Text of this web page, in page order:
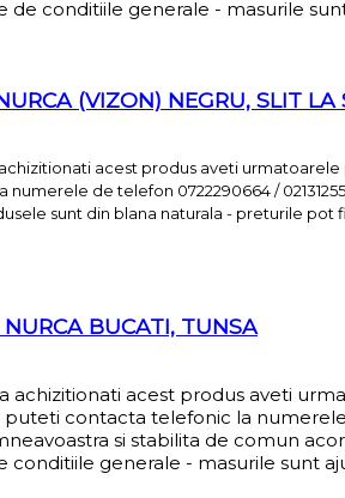
de conditiile generale - masurile
(VIZON) NEGRU, SLIT LA
acest produs aveti
de telefon 0722290664 /
sunt din blana naturala - preturile
BUCATI, TUNSA
achizitionati acest produs aveti
contacta telefonic la
si stabilita de comun
conditiile generale - masurile sunt